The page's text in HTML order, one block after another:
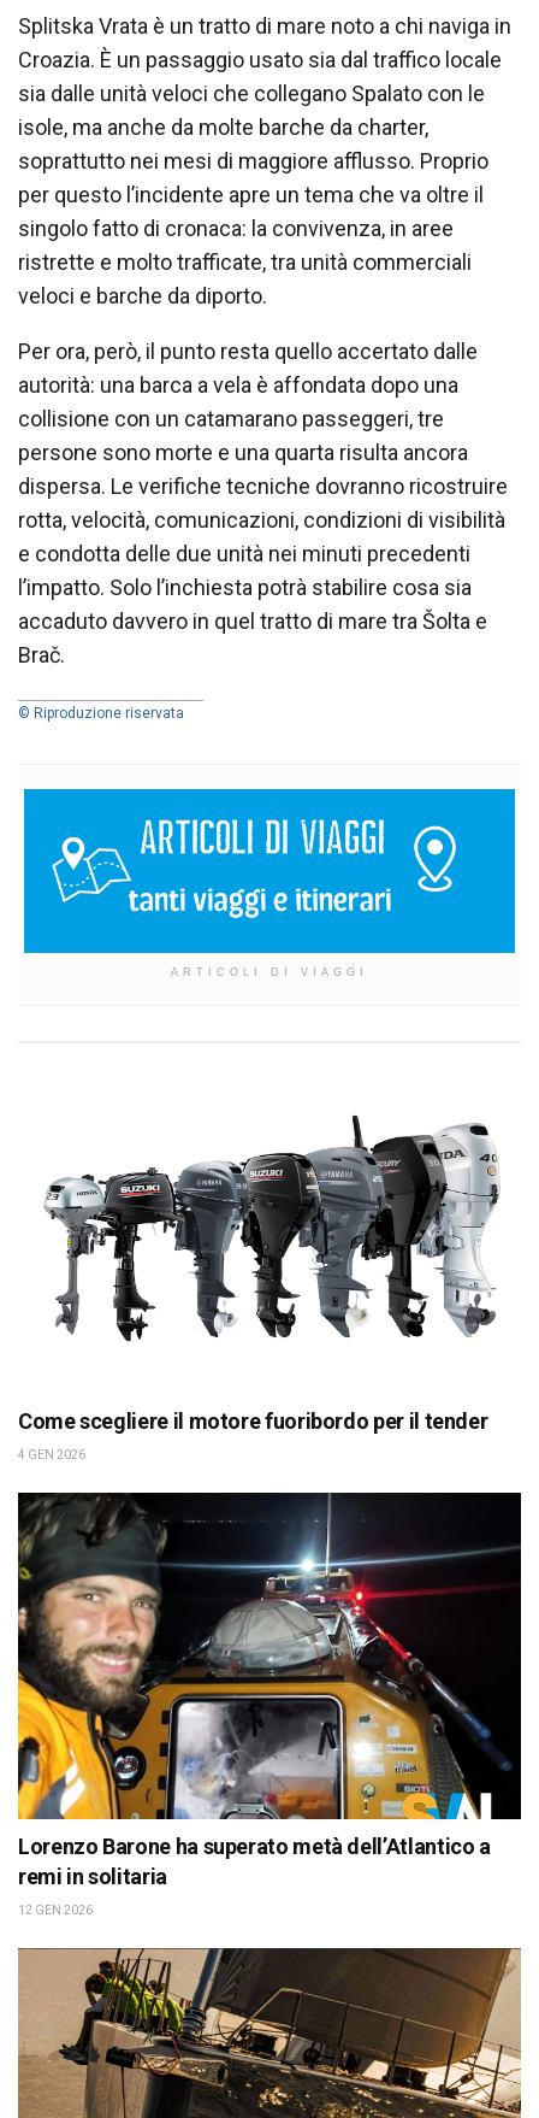
Splitska Vrata è un tratto di mare noto a chi naviga in
Croazia. È un passaggio usato sia dal traffico locale
sia dalle unità veloci che collegano Spalato con le
isole, ma anche da molte barche da charter,
soprattutto nei mesi di maggiore afflusso. Proprio
per questo l’incidente apre un tema che va oltre il
singolo fatto di cronaca: la convivenza, in aree
ristrette e molto trafficate, tra unità commerciali
veloci e barche da diporto.
Per ora, però, il punto resta quello accertato dalle
autorità: una barca a vela è affondata dopo una
collisione con un catamarano passeggeri, tre
persone sono morte e una quarta risulta ancora
dispersa. Le verifiche tecniche dovranno ricostruire
rotta, velocità, comunicazioni, condizioni di visibilità
e condotta delle due unità nei minuti precedenti
l’impatto. Solo l’inchiesta potrà stabilire cosa sia
accaduto davvero in quel tratto di mare tra Šolta e
Brač.
© Riproduzione riservata
ARTICOLI DI VIAGGI
Come scegliere il motore fuoribordo per il tender
4 GEN 2026
Lorenzo Barone ha superato metà dell’Atlantico a
remi in solitaria
12 GEN 2026